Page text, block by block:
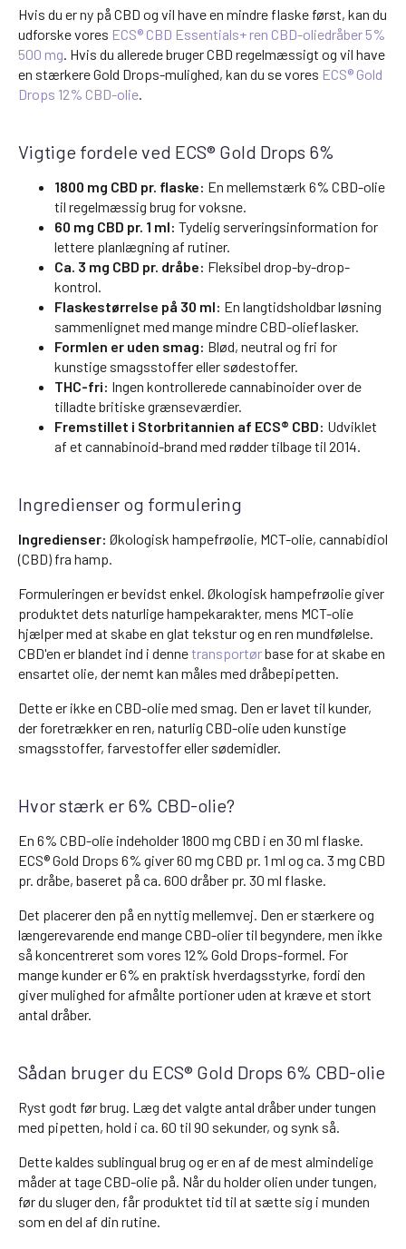
Hvis du er ny på CBD og vil have en mindre flaske først, kan du
udforske vores ECS® CBD Essentials+ ren CBD-oliedråber 5%
500 mg. Hvis du allerede bruger CBD regelmæssigt og vil have
en stærkere Gold Drops-mulighed, kan du se vores ECS® Gold
Drops 12% CBD-olie.
Vigtige fordele ved ECS® Gold Drops 6%
1800 mg CBD pr. flaske: En mellemstærk 6% CBD-olie
til regelmæssig brug for voksne.
60 mg CBD pr. 1 ml: Tydelig serveringsinformation for
lettere planlægning af rutiner.
Ca. 3 mg CBD pr. dråbe: Fleksibel drop-by-drop-
kontrol.
Flaskestørrelse på 30 ml: En langtidsholdbar løsning
sammenlignet med mange mindre CBD-olieflasker.
Formlen er uden smag: Blød, neutral og fri for
kunstige smagsstoffer eller sødestoffer.
THC-fri: Ingen kontrollerede cannabinoider over de
tilladte britiske grænseværdier.
Fremstillet i Storbritannien af ECS® CBD: Udviklet
af et cannabinoid-brand med rødder tilbage til 2014.
Ingredienser og formulering
Ingredienser: Økologisk hampefrøolie, MCT-olie, cannabidiol
(CBD) fra hamp.
Formuleringen er bevidst enkel. Økologisk hampefrøolie giver
produktet dets naturlige hampekarakter, mens MCT-olie
hjælper med at skabe en glat tekstur og en ren mundfølelse.
CBD'en er blandet ind i dennetransportørbase for at skabe en
ensartet olie, der nemt kan måles med dråbepipetten.
Dette er ikke en CBD-olie med smag. Den er lavet til kunder,
der foretrækker en ren, naturlig CBD-olie uden kunstige
smagsstoffer, farvestoffer eller sødemidler.
Hvor stærk er 6% CBD-olie?
En 6% CBD-olie indeholder 1800 mg CBD i en 30 ml flaske.
ECS® Gold Drops 6% giver 60 mg CBD pr. 1 ml og ca. 3 mg CBD
pr. dråbe, baseret på ca. 600 dråber pr. 30 ml flaske.
Det placerer den på en nyttig mellemvej. Den er stærkere og
længerevarende end mange CBD-olier til begyndere, men ikke
så koncentreret som vores 12% Gold Drops-formel. For
mange kunder er 6% en praktisk hverdagsstyrke, fordi den
giver mulighed for afmålte portioner uden at kræve et stort
antal dråber.
Sådan bruger du ECS® Gold Drops 6% CBD-olie
Ryst godt før brug. Læg det valgte antal dråber under tungen
med pipetten, hold i ca. 60 til 90 sekunder, og synk så.
Dette kaldes sublingual brug og er en af de mest almindelige
måder at tage CBD-olie på. Når du holder olien under tungen,
før du sluger den, får produktet tid til at sætte sig i munden
som en del af din rutine.